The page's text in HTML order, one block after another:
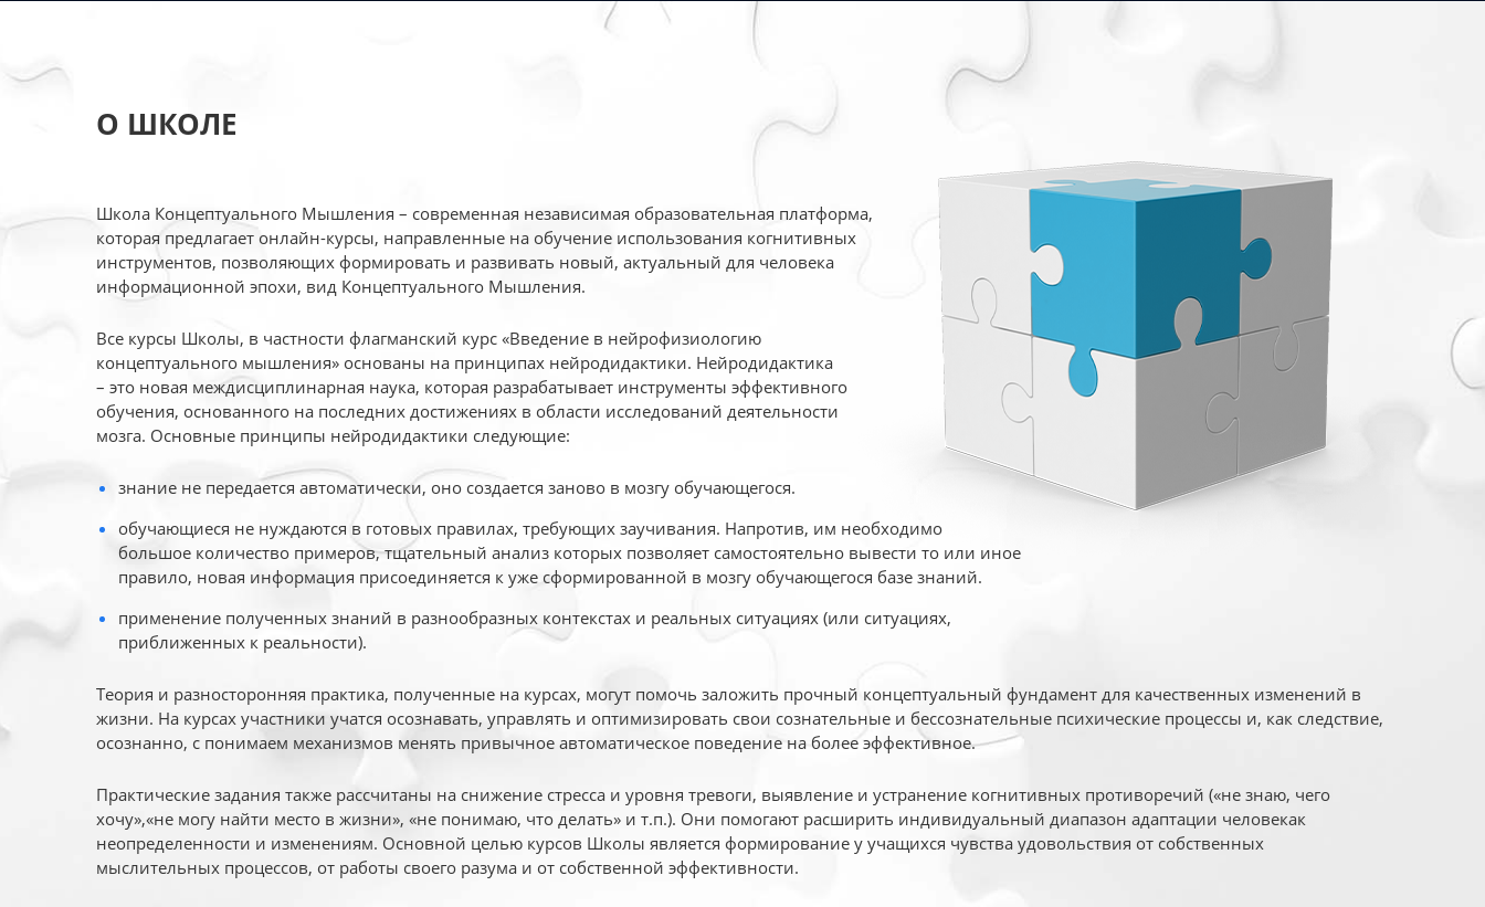
О ШКОЛЕ
Школа Концептуального Мышления – современная независимая образовательная платформа,
которая предлагает онлайн-курсы, направленные на обучение использования когнитивных
инструментов, позволяющих формировать и развивать новый, актуальный для человека
информационной эпохи, вид Концептуального Мышления.
Все курсы Школы, в частности флагманский курс «Введение в нейрофизиологию
концептуального мышления» основаны на принципах нейродидактики. Нейродидактика
– это новая междисциплинарная наука, которая разрабатывает инструменты эффективного
обучения, основанного на последних достижениях в области исследований деятельности
мозга. Основные принципы нейродидактики следующие:
знание не передается автоматически, оно создается заново в мозгу обучающегося.
обучающиеся не нуждаются в готовых правилах, требующих заучивания. Напротив, им необходимо
большое количество примеров, тщательный анализ которых позволяет самостоятельно вывести то или иное
правило, новая информация присоединяется к уже сформированной в мозгу обучающегося базе знаний.
применение полученных знаний в разнообразных контекстах и реальных ситуациях (или ситуациях,
приближенных к реальности).
Теория и разносторонняя практика, полученные на курсах, могут помочь заложить прочный концептуальный фундамент для качественных изменений в
жизни. На курсах участники учатся осознавать, управлять и оптимизировать свои сознательные и бессознательные психические процессы и, как следствие,
осознанно, с понимаем механизмов менять привычное автоматическое поведение на более эффективное.
Практические задания также рассчитаны на снижение стресса и уровня тревоги, выявление и устранение когнитивных противоречий («не знаю, чего
хочу»,«не могу найти место в жизни», «не понимаю, что делать» и т.п.). Они помогают расширить индивидуальный диапазон адаптации человекак
неопределенности и изменениям. Основной целью курсов Школы является формирование у учащихся чувства удовольствия от собственных
мыслительных процессов, от работы своего разума и от собственной эффективности.